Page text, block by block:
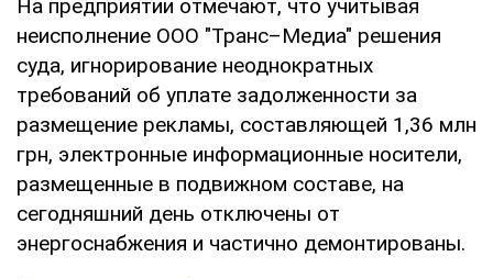
На предприятии отмечают, что учитывая
неисполнение ООО "Транс–Медиа" решения
суда, игнорирование неоднократных
требований об уплате задолженности за
размещение рекламы, составляющей 1,36 млн
грн, электронные информационные носители,
размещенные в подвижном составе, на
сегодняшний день отключены от
энергоснабжения и частично демонтированы.